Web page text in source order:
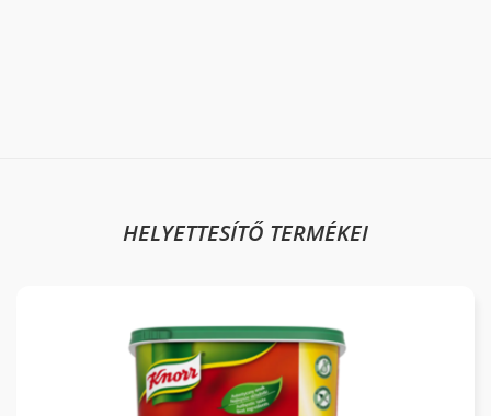
HELYETTESÍTŐ TERMÉKEI